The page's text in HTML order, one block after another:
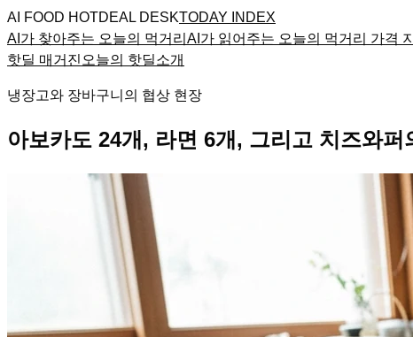
AI FOOD HOTDEAL DESKTODAY INDEX
AI가 찾아주는 오늘의 먹거리 AI가 읽어주는 오늘의 먹거리 가격
핫딜 매거진 오늘의 핫딜소개
냉장고와 장바구니의 협상 현장
아보카도 24개, 라면 6개, 그리고 치즈와